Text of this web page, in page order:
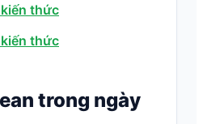
thức
thức
trong ngày